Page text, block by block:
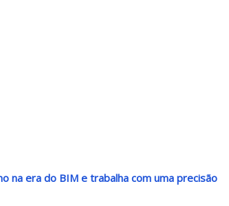
na era do BIM e trabalha com uma precisão